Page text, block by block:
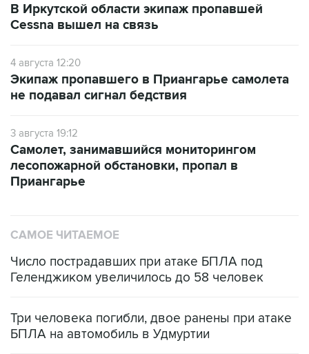
В Иркутской области экипаж пропавшей
Cessna вышел на связь
4 августа 12:20
Экипаж пропавшего в Приангарье самолета
не подавал сигнал бедствия
3 августа 19:12
Самолет, занимавшийся мониторингом
лесопожарной обстановки, пропал в
Приангарье
САМОЕ ЧИТАЕМОЕ
Число пострадавших при атаке БПЛА под
Геленджиком увеличилось до 58 человек
Три человека погибли, двое ранены при атаке
БПЛА на автомобиль в Удмуртии